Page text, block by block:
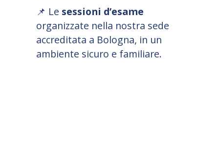
📌 Le sessioni d’esame
organizzate nella nostra sede
accreditata a Bologna, in un
ambiente sicuro e familiare.